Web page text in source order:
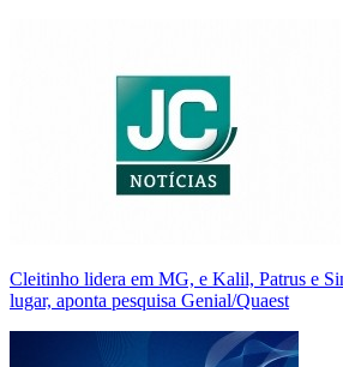
Cleitinho lidera em MG, e Kalil, Patrus e
lugar, aponta pesquisa Genial/Quaest